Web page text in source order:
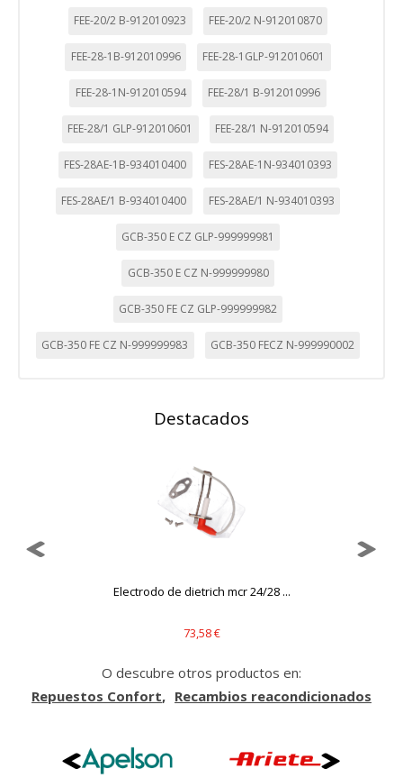
FEE-20/2 B-912010923 FEE-20/2 N-912010870
FEE-28-1B-912010996 FEE-28-1GLP-912010601
FEE-28-1N-912010594 FEE-28/1 B-912010996
FEE-28/1 GLP-912010601 FEE-28/1 N-912010594
FES-28AE-1B-934010400 FES-28AE-1N-934010393
FES-28AE/1 B-934010400 FES-28AE/1 N-934010393
GCB-350 E CZ GLP-999999981
GCB-350 E CZ N-999999980
GCB-350 FE CZ GLP-999999982
GCB-350 FE CZ N-999999983 GCB-350 FECZ N-999990002
Destacados
Electrodo de dietrich mcr 24/28 ...
73,58 €
O descubre otros productos en:
Repuestos Confort
Recambios reacondicionados